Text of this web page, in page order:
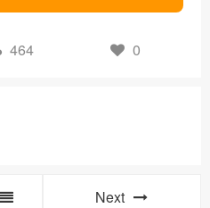
464 0
Next